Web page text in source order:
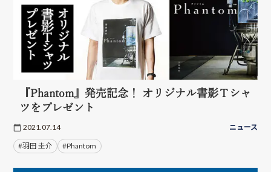
『Phantom』発売記念！ オリジナル書影Ｔシャ
ツをプレゼント
2021.07.14 ニュース
#羽田 圭介 #Phantom